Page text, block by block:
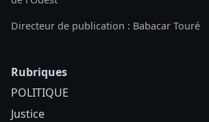
Directeur de publication : Babacar Touré
Rubriques
POLITIQUE
Justice